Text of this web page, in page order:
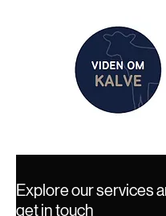
Explore our services
get in touch